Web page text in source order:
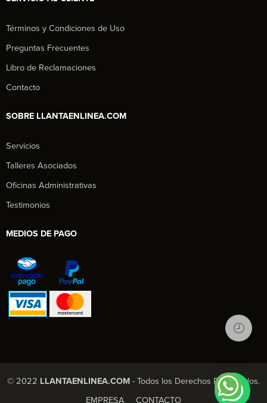
Términos y Condiciones de Uso
Preguntas Frecuentes
Libro de Reclamaciones
Contacto
SOBRE LLANTAENLINEA.COM
Servicios
Talleres Asociados
Oficinas Administrativas
Testimonios
MEDIOS DE PAGO
© 2022 LLANTAENLINEA.COM - Todos los Derechos Reservados.
EMPRESA
CONTACTO